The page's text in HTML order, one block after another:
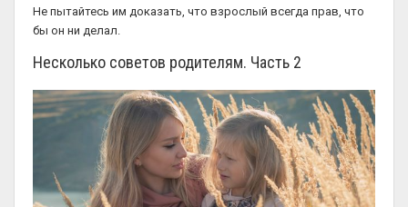
Не пытайтесь им доказать, что взрослый всегда прав, что
бы он ни делал.
Несколько советов родителям. Часть 2